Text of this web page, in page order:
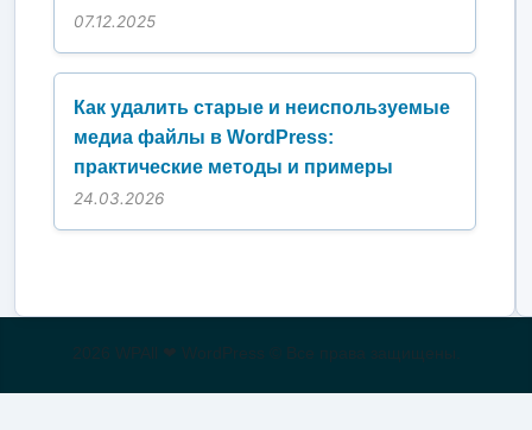
07.12.2025
Как удалить старые и неиспользуемые
медиа файлы в WordPress:
практические методы и примеры
24.03.2026
2026 WPAll ❤ WordPress © Все права защищены.